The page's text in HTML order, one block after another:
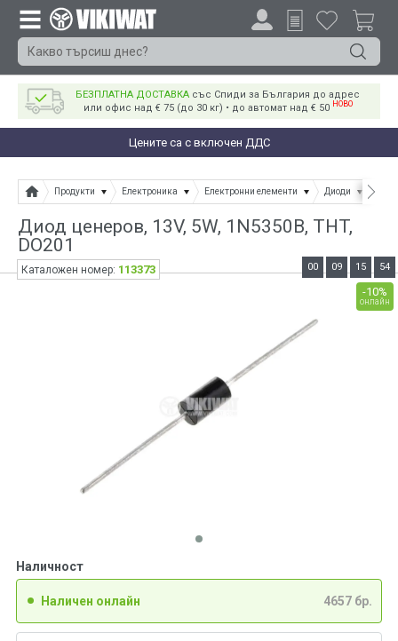
БЕЗПЛАТНА ДОСТАВКА със Спиди за България до адрес
или офис над € 75 (до 30 кг) • до автомат над € 50 НОВО
Цените са с включен ДДС
Продукти Електроника Електронни елементи Диоди
Диод ценеров, 13V, 5W, 1N5350B, THT,
DO201
Наличност
Наличен онлайн 4657 бр.
-10%
онлайн
00 09 15 53
Каталожен номер: 113373